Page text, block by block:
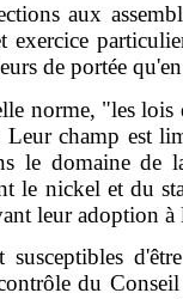
aux
exercice
de portée
norme, "les
champ est
le domaine
le nickel et du
leur adoption
du